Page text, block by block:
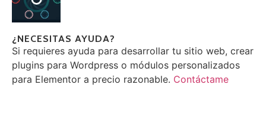
¿NECESITAS AYUDA?
Si requieres ayuda para desarrollar tu sitio web, crear
plugins para Wordpress o módulos personalizados
para Elementor a precio razonable. Contáctame